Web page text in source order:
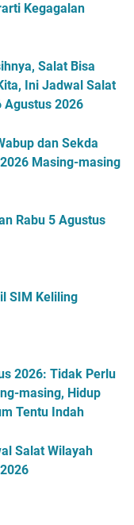
Kegagalan
Salat Bisa
Ini Jadwal Salat
Agustus 2026
dan Sekda
Masing-masing
Rabu 5 Agustus
SIM Keliling
2026: Tidak Perlu
masing, Hidup
Tentu Indah
Salat Wilayah